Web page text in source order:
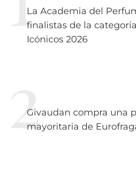
La Academia del
finalistas de la
Icónicos 2026
Givaudan compra una
mayoritaria de